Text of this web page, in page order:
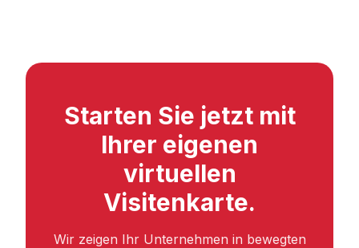
Starten Sie jetzt mit
Ihrer eigenen
virtuellen
Visitenkarte.
Wir zeigen Ihr Unternehmen in bewegten